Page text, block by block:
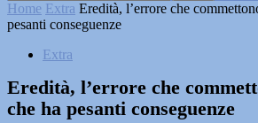
Home Extra Eredità, l’errore che
pesanti conseguenze
Extra
Eredità, l’errore che
che ha pesanti conseguenze